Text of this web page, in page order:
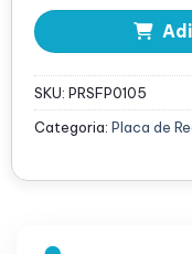
SKU: PRSFP0105
Categoria: Placa de